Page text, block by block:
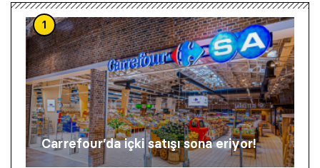
1
Carrefour’da içki satışı sona eriyor!